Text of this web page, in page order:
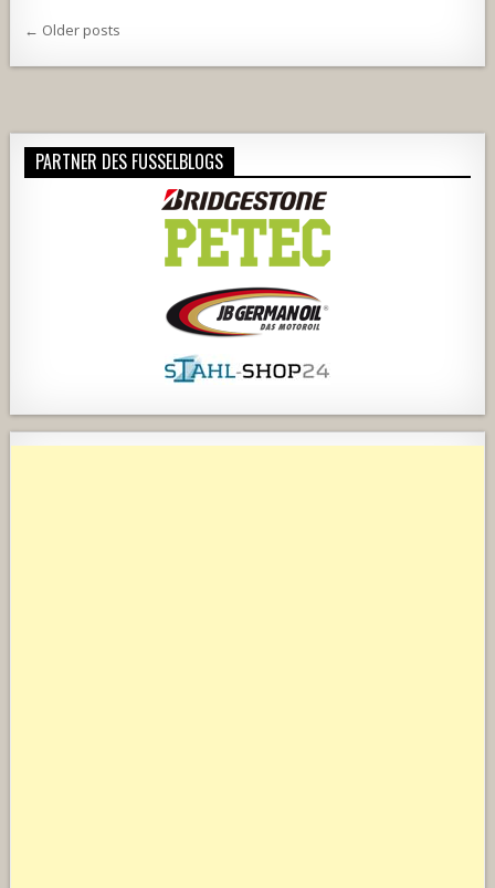
Beitragsnavigation
← Older posts
PARTNER DES FUSSELBLOGS